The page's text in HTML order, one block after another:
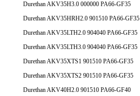
Durethan AKV35H3.0 000000 PA66-GF35
Durethan AKV35HRH2.0 901510 PA66-GF35
Durethan AKV35LTH2.0 904040 PA66-GF35
Durethan AKV35LTH3.0 904040 PA66-GF35
Durethan AKV35XTS1 901510 PA66-GF35
Durethan AKV35XTS2 901510 PA66-GF35
Durethan AKV40H2.0 901510 PA66-GF40